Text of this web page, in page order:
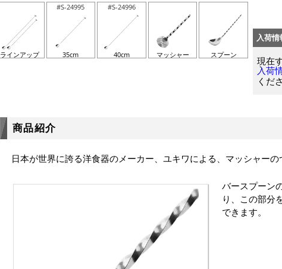
ラインアップ
#S-24995
35cm
#S-24996
40cm マッシャー スプーン
入荷情
現在
入荷
くだ
商品紹介
日本が世界に誇る洋食器のメーカー、ユキワによる、マッシャーの
バースプーン
り、この部分
できます。